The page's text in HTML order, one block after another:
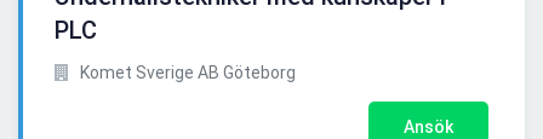
PLC
Komet Sverige AB Göteborg
Ansök